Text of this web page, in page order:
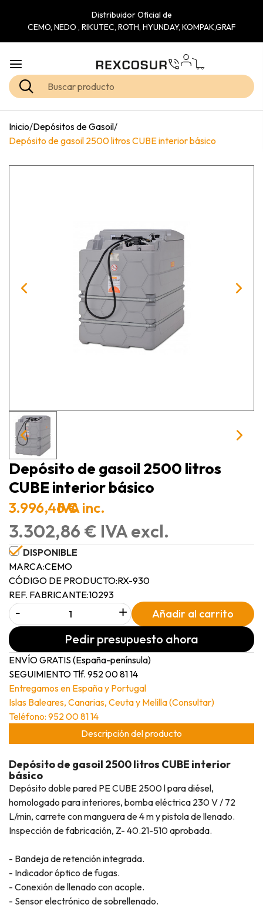
Distribuidor Oficial de
CEMO, NEDO , RIKUTEC, ROTH, HYUNDAY, KOMPAK,GRAF
Inicio/Depósitos de Gasoil/
Depósito de gasoil 2500 litros CUBE interior básico
Depósito de gasoil 2500 litros
CUBE interior básico
3.996,46 €IVA inc.
3.302,86 € IVA excl.
DISPONIBLE
MARCA:CEMO
CÓDIGO DE PRODUCTO:RX-930
REF. FABRICANTE:10293
- + Añadir al carrito
Pedir presupuesto ahora
ENVÍO GRATIS (España-península)
SEGUIMIENTO Tlf. 952 00 81 14
Entregamos en España y Portugal
Islas Baleares, Canarias, Ceuta y Melilla (Consultar)
Teléfono: 952 00 81 14
Descripción del producto
Depósito de gasoil 2500 litros CUBE interior
básico
Depósito doble pared PE CUBE 2500 l para diésel,
homologado para interiores, bomba eléctrica 230 V / 72
L/min, carrete con manguera de 4 m y pistola de llenado.
Inspección de fabricación, Z- 40.21-510 aprobada.
- Bandeja de retención integrada.
- Indicador óptico de fugas.
- Conexión de llenado con acople.
- Sensor electrónico de sobrellenado.